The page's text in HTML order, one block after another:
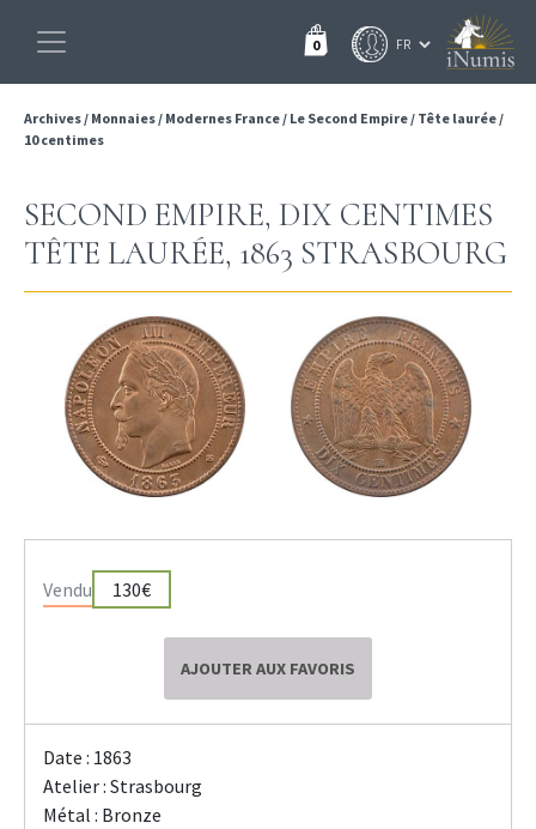
0
Archives/ Monnaies/ Modernes France/ Le Second Empire/ Tête laurée/
10 centimes
SECOND EMPIRE, DIX CENTIMES
TÊTE LAURÉE, 1863 STRASBOURG
Vendu 130€
AJOUTER AUX FAVORIS
Date : 1863
Atelier : Strasbourg
Métal : Bronze